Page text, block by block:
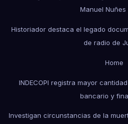
Manuel Nuñes
Historiador destaca el legado
de radio de
Home
INDECOPI registra mayor
bancario y
Investigan circunstancias de la